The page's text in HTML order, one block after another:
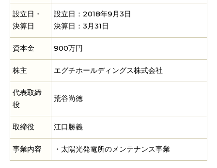
設立日・
決算日
設立日：2018年9月3日
決算日：3月31日
資本金 900万円
株主 エグチホールディングス株式会社
代表取締
役
荒谷尚徳
取締役 江口勝義
事業内容 ・太陽光発電所のメンテナンス事業